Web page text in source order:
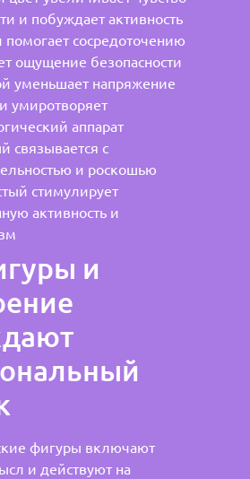
и побуждает активность
помогает сосредоточению
ощущение безопасности
уменьшает напряжение
умиротворяет
аппарат
связывается с
и роскошью
стимулирует
активность и
и
фигуры включают
и действуют на